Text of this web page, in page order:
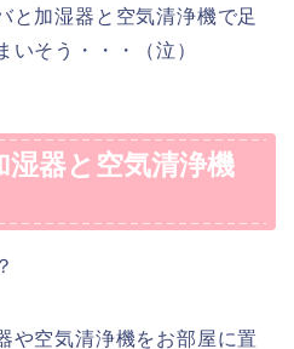
と加湿器と空気清浄機で足
いそう・・・（泣）
器と空気清浄機
や空気清浄機をお部屋に置